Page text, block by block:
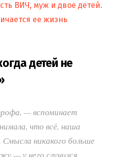
ВИЧ, муж и двое детей.
ее жизнь
детей не
— вспоминает
что всё, наша
Смысла никакого больше
— у него случился